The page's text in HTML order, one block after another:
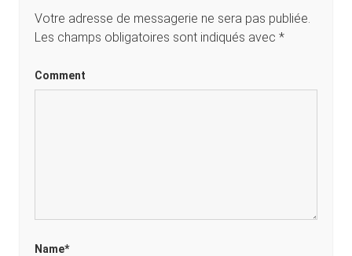
Votre adresse de messagerie ne sera pas publiée.
Les champs obligatoires sont indiqués avec *
Comment
Name*